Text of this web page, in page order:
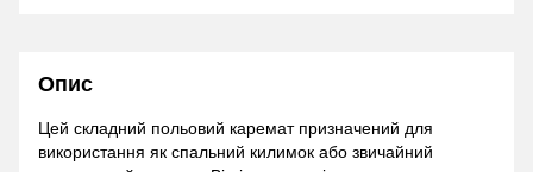
Опис
Цей складний польовий каремат призначений для
використання як спальний килимок або звичайний